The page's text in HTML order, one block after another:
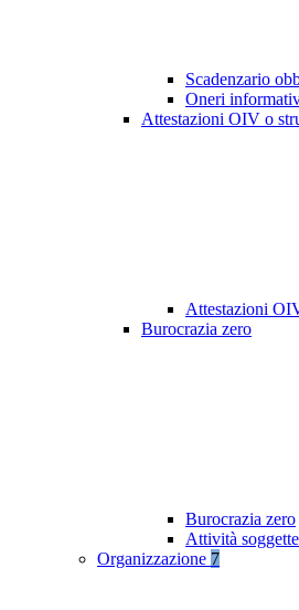
Scadenzario
Oneri
Attestazioni OIV o
Attestazioni
Burocrazia zero
Burocrazia zero
Attività
Organizzazione 7